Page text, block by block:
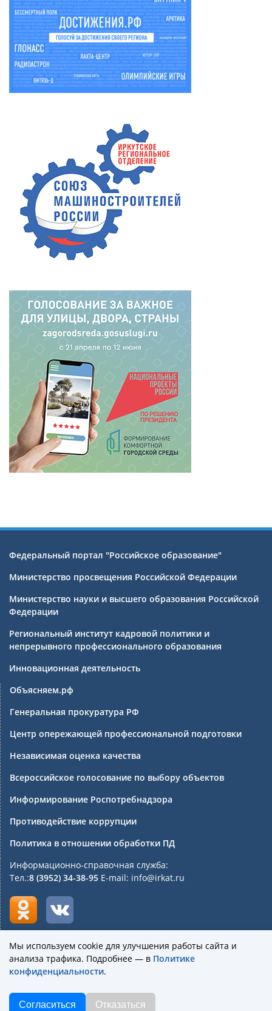
Федеральный портал "Российское образование"
Министерство просвещения Российской Федерации
Министерство науки и высшего образования Российской
Федерации
Региональный институт кадровой политики и
непрерывного профессионального образования
Инновационная деятельность
Объясняем.рф
Генеральная прокуратура РФ
Центр опережающей профессиональной подготовки
Независимая оценка качества
Всероссийское голосование по выбору объектов
Информирование Роспотребнадзора
Противодействие коррупции
Политика в отношении обработки ПД
Информационно-справочная служба:
Тел.:8 (3952) 34-38-95 E-mail: info@irkat.ru
Государственное бюджетное профессиональное
«Иркутский авиационный техникум»
Мы используем cookie для улучшения работы сайта и
анализа трафика. Подробнее — в Политике
конфиденциальности.
Согласиться Отказаться